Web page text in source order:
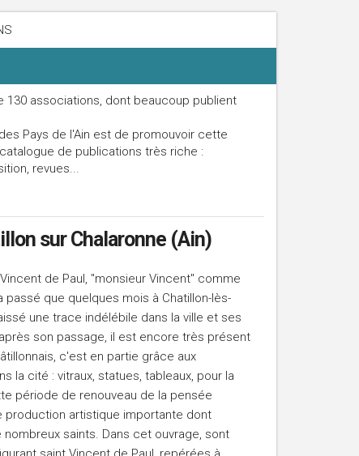
130 associations, dont beaucoup publient
Pays de l'Ain est de promouvoir cette
de publications très riche :
revues...
sur Chalaronne (Ain)
de Paul, "monsieur Vincent" comme
que quelques mois à Chatillon-lès-
une trace indélébile dans la ville et ses
son passage, il est encore très présent
c'est en partie grâce aux
la cité : vitraux, statues, tableaux, pour la
période de renouveau de la pensée
artistique importante dont
saints. Dans cet ouvrage, sont